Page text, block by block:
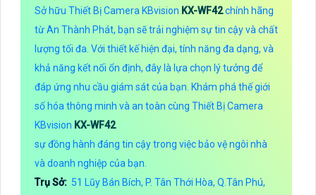
Sở hữu Thiết Bị Camera KBvision KX-WF42chính hãng
từ An Thành Phát, bạn sẽ trải nghiệm sự tin cậy và chất
lượng tối đa. Với thiết kế hiện đại, tính năng đa dạng, và
khả năng kết nối ổn định, đây là lựa chọn lý tưởng để
đáp ứng nhu cầu giám sát của bạn. Khám phá thế giới
số hóa thông minh và an toàn cùng Thiết Bị Camera
KBvision KX-WF42
sự đồng hành đáng tin cậy trong việc bảo vệ ngôi nhà
và doanh nghiệp của bạn.
Trụ Sở: 51 Lũy Bán Bích, P. Tân Thới Hòa, Q.Tân Phú,